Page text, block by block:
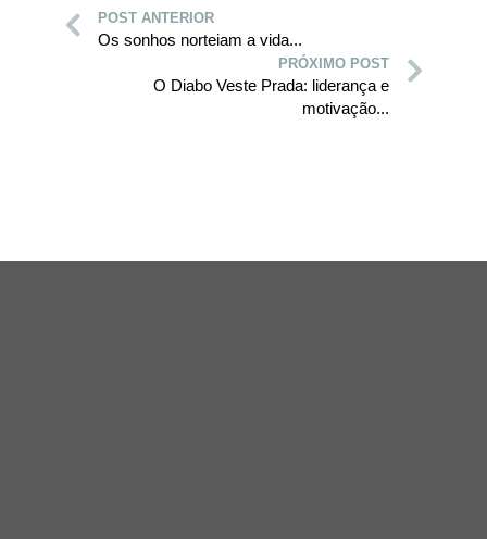
POST ANTERIOR
Os sonhos norteiam a vida...
PRÓXIMO POST
O Diabo Veste Prada: liderança e
motivação...